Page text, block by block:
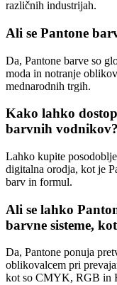
različnih industrijah.
Ali se Pantone
Da, Pantone barve so
moda in notranje
mednarodnih trgih.
Kako lahko
barvnih vodnikov?
Lahko kupite
digitalna orodja, kot je
barv in formul.
Ali se lahko
barvne sisteme,
Da, Pantone ponuja
oblikovalcem pri
kot so CMYK, RGB in